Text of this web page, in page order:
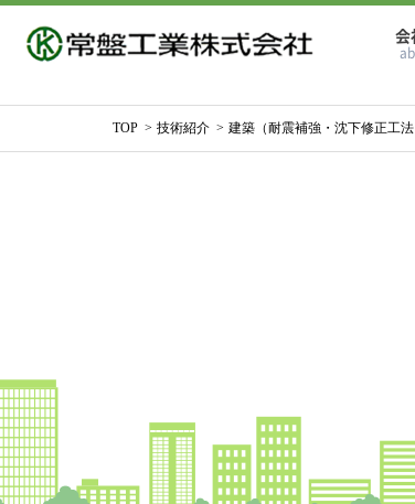
会
TOP 技術紹介 建築（耐震補強・沈下修正工法